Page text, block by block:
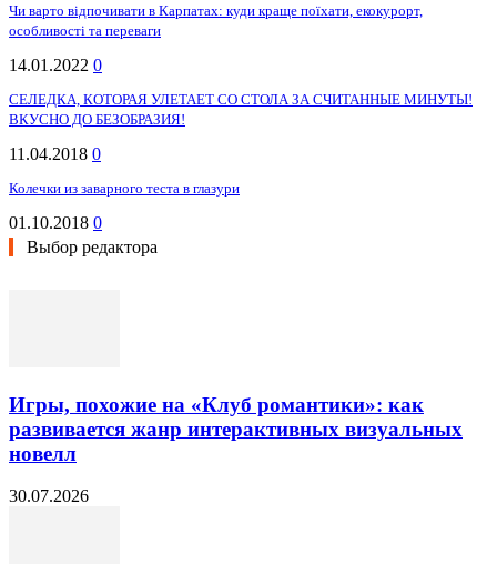
Чи варто відпочивати в Карпатах: куди краще поїхати, екокурорт,
особливості та переваги
14.01.2022 0
СЕЛЕДКА, КОТОРАЯ УЛЕТАЕТ СО СТОЛА ЗА СЧИТАННЫЕ МИНУТЫ!
ВКУСНО ДО БЕЗОБРАЗИЯ!
11.04.2018 0
Колечки из заварного теста в глазури
01.10.2018 0
Выбор редактора
Игры, похожие на «Клуб романтики»: как
развивается жанр интерактивных визуальных
новелл
30.07.2026